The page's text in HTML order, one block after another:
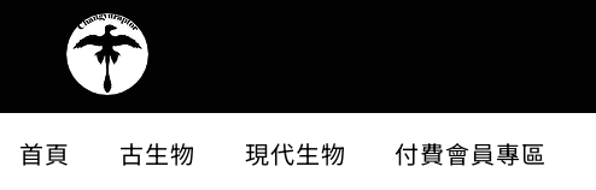
首頁 古生物 現代生物 付費會員專區